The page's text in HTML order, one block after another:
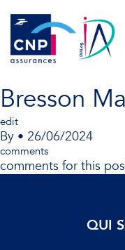
Bresson
edit
By • 26/06/2024
comments
comments for this
QUI